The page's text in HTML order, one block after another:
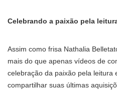
Celebrando a paixão pela
Assim como frisa Nathalia
mais do que apenas vídeos de
celebração da paixão pela leitura
compartilhar suas últimas